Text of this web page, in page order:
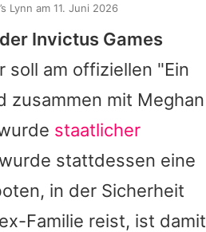
Invictus Games
soll am offiziellen "Ein
zusammen mit Meghan
staatlicher
stattdessen eine
in der Sicherheit
Familie reist, ist damit
Lynn am 11. Juni 2026